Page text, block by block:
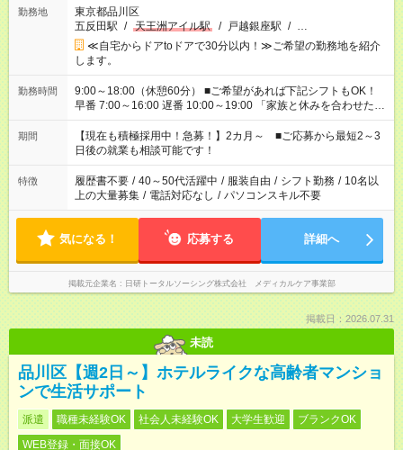
勤務地
東京都品川区
五反田駅 / 天王洲アイル駅 / 戸越銀座駅 / …
≪自宅からドアtoドアで30分以内！≫ご希望の勤務地を紹介
します。
勤務時間
9:00～18:00（休憩60分） ■ご希望があれば下記シフトもOK！
早番 7:00～16:00 遅番 10:00～19:00 「家族と休みを合わせた
い」 「余裕を持って夕飯の準備がしたい」 「できれば残業はし
たくない」 など、ご希望を教えてくださいね。 ※Wワーク希望
の方へ 今ご覧のお仕事で希望する勤務時間と、もう1つのお仕事
の勤務時間。 合計で週40時間を超える場合は応募できません。
期間
【現在も積極採用中！急募！】2カ月～ ■ご応募から最短2～3
日後の就業も相談可能です！
特徴 履歴書不要 / 40～50代活躍中 / 服装自由 / シフト勤務 / 10名以
上の大量募集 / 電話対応なし / パソコンスキル不要
気になる！ 応募する 詳細へ
掲載元企業名 日研トータルソーシング株式会社 メディカルケア事業部
掲載日：2026.07.31
未読
品川区【週2日～】ホテルライクな高齢者マンショ
ンで生活サポート
派遣 職種未経験OK 社会人未経験OK 大学生歓迎
ブランクOK
WEB登録・面接OK